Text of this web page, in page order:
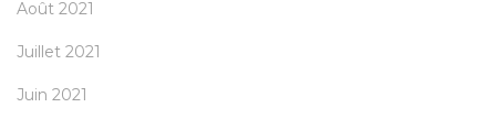
Août 2021
Juillet 2021
Juin 2021